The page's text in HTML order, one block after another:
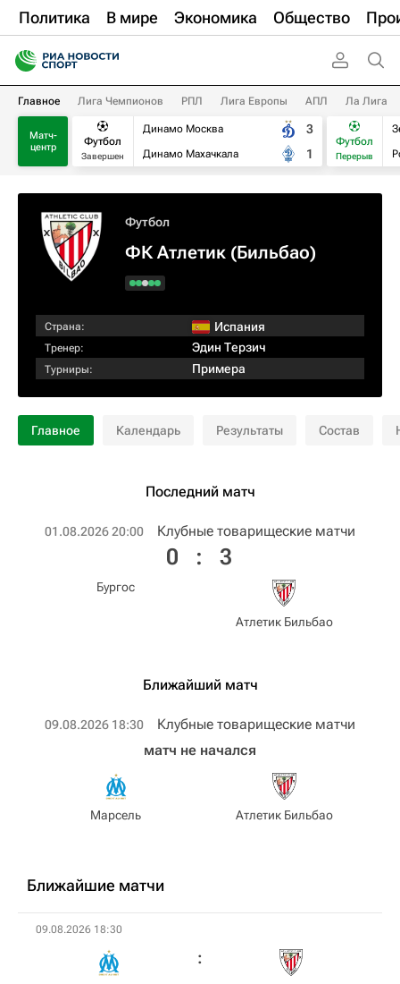
Политика В мире Экономика Общество
Главное Лига Чемпионов РПЛ Лига Европы АПЛ Ла Лига
Матч-
центр
Футбол
Завершен
Динамо Москва
Динамо Махачкала
3
1
Футбол
Перерыв
Футбол
ФК Атлетик (Бильбао)
Страна: Испания
Тренер: Эдин Терзич
Турниры: Примера
Главное Календарь Результаты Состав
Последний матч
01.08.2026 20:00 Клубные товарищеские матчи
Бургос
0 : 3
Атлетик Бильбао
Ближайший матч
09.08.2026 18:30 Клубные товарищеские матчи
Марсель
матч не начался
Атлетик Бильбао
Ближайшие матчи
09.08.2026 18:30